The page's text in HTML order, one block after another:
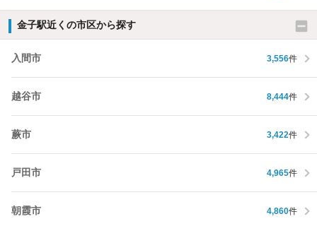
金子駅近くの市区から探す
入間市 3,556件
越谷市 8,444件
蕨市 3,422件
戸田市 4,965件
朝霞市 4,860件